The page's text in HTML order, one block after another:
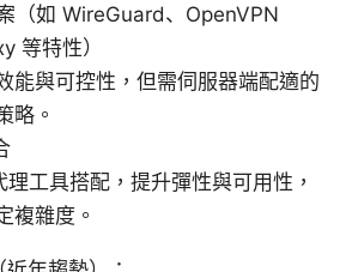
（如 WireGuard、OpenVPN
等特性）
能與可控性，但需伺服器端配適的
略。
工具搭配，提升彈性與可用性，
複雜度。